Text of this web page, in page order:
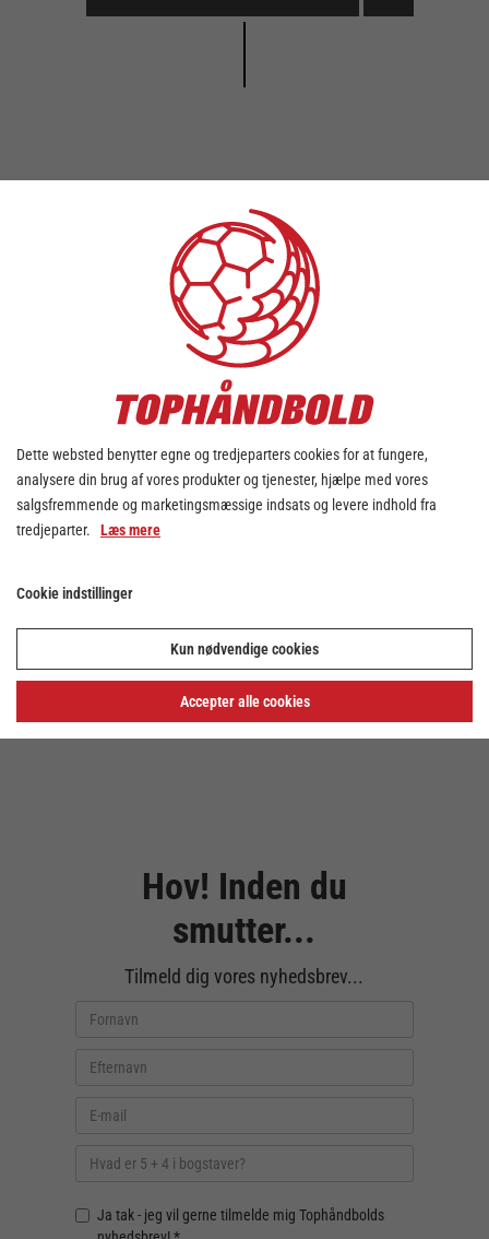
Hov! Inden du
smutter...
Tilmeld dig vores nyhedsbrev...
Ja tak - jeg vil gerne tilmelde mig Tophåndbolds
Dette websted benytter egne og tredjeparters cookies for at fungere,
analysere din brug af vores produkter og tjenester, hjælpe med vores
salgsfremmende og marketingsmæssige indsats og levere indhold fra
tredjeparter. Læs mere
Cookie indstillinger
Kun nødvendige cookies
Accepter alle cookies